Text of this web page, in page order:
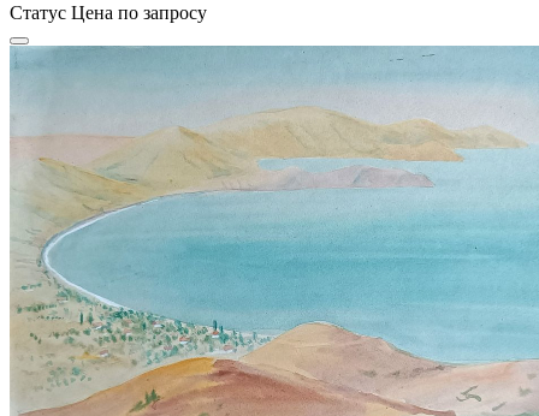
Статус Цена по запросу